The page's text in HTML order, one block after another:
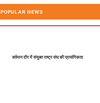
POPULAR NEWS
वर्तमान दौर में संयुक्त राष्ट्र संघ की प्रासंगिकता